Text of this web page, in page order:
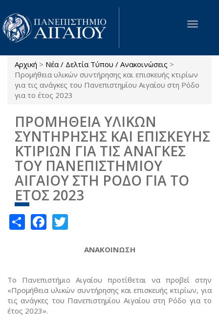
Παράκαμψη προς το κυρίως περιεχόμενο
Toggle
Είστε εδώ
Αρχική > Νέα / Δελτία Τύπου / Ανακοινώσεις >
Προμήθεια υλικών συντήρησης και επισκευής κτιρίων
για τις ανάγκες του Πανεπιστημίου Αιγαίου στη Ρόδο
για το έτος 2023
ΠΡΟΜΗΘΕΙΑ ΥΛΙΚΩΝ
ΣΥΝΤΗΡΗΣΗΣ ΚΑΙ ΕΠΙΣΚΕΥΗΣ
ΚΤΙΡΙΩΝ ΓΙΑ ΤΙΣ ΑΝΑΓΚΕΣ
ΤΟΥ ΠΑΝΕΠΙΣΤΗΜΙΟΥ
ΑΙΓΑΙΟΥ ΣΤΗ ΡΟΔΟ ΓΙΑ ΤΟ
ΕΤΟΣ 2023
ShareFacebook
ΑΝΑΚΟΙΝΩΣΗ
Το Πανεπιστήμιο Αιγαίου προτίθεται να προβεί στην
«Προμήθεια υλικών συντήρησης και επισκευής κτιρίων, για
τις ανάγκες του Πανεπιστημίου Αιγαίου στη Ρόδο για το
έτος 2023».